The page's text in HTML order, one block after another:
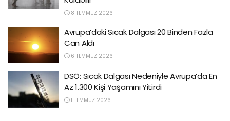
8 TEMMUZ 2026
Avrupa’daki Sıcak Dalgası 20 Binden Fazla
Can Aldı
6 TEMMUZ 2026
DSÖ: Sıcak Dalgası Nedeniyle Avrupa’da En
Az 1.300 Kişi Yaşamını Yitirdi
1 TEMMUZ 2026